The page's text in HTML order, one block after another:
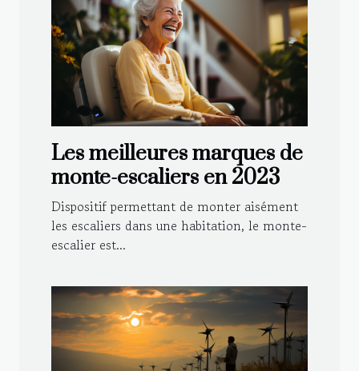
Les meilleures marques de
monte-escaliers en 2023
Dispositif permettant de monter aisément
les escaliers dans une habitation, le monte-
escalier est...